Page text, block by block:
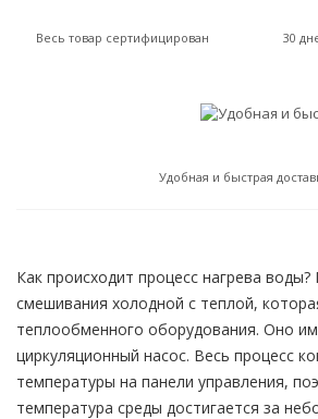
Весь товар сертифицирован 30
Удобная и быстрая
Как происходит процесс нагрева
смешивания холодной с теплой,
теплообменного оборудования. Оно
циркуляционный насос. Весь процесс
температуры на панели управления,
температура среды достигается за